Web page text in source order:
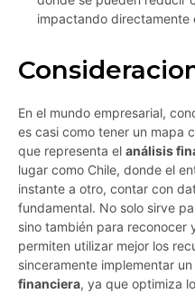
impactando directamente
En el mundo empresarial,
es casi como tener un mapa
que representa el análisis
lugar como Chile, donde el
instante a otro, contar con
fundamental. No solo sirve
sino también para
permiten utilizar mejor los
sinceramente implementar un
financiera, ya que optimiza